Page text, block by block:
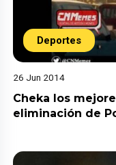
Deportes
26 Jun 2014
Cheka los
eliminación de